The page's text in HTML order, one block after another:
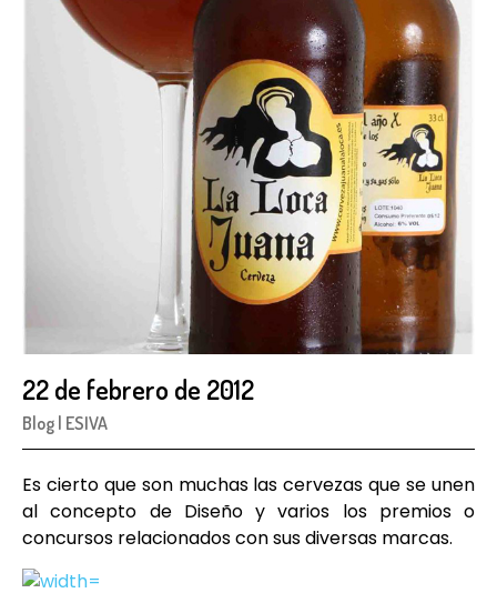
22 de febrero de 2012
Blog ESIVA
Es cierto que son muchas las cervezas que se unen
al concepto de Diseño y varios los premios o
concursos relacionados con sus diversas marcas.